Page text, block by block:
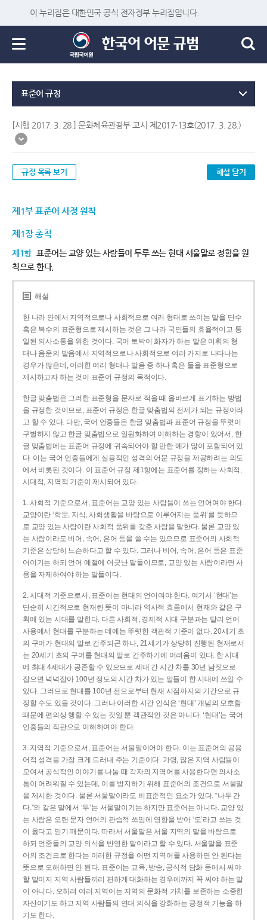
이 누리집은 대한민국 공식 전자정부 누리집입니다.
표준어 규정
[시행 2017. 3. 28.] 문화체육관광부 고시 제2017-13호(2017. 3. 28.)
규정 목록 보기 해설 닫기
제1부 표준어 사정 원칙
제1장 총칙
제1항 표준어는 교양 있는 사람들이 두루 쓰는 현대 서울말로 정함을 원
칙으로 한다.
해설
한 나라 안에서 지역적으로나 사회적으로 여러 형태로 쓰이는 말을 단수
혹은 복수의 표준형으로 제시하는 것은 그 나라 국민들의 효율적이고 통
일된 의사소통을 위한 것이다. 국어 토박이 화자가 하는 말은 어휘의 형
태나 음운의 발음에서 지역적으로나 사회적으로 여러 가지로 나타나는
경우가 많은데, 이러한 여러 형태나 발음 중 하나 혹은 둘을 표준형으로
제시하고자 하는 것이 표준어 규정의 목적이다.
한글 맞춤법은 그러한 표준형을 문자로 적을 때 올바르게 표기하는 방법
을 규정한 것이므로, 표준어 규정은 한글 맞춤법의 전제가 되는 규정이라
고 할 수 있다. 다만, 국어 언중들은 한글 맞춤법과 표준어 규정을 뚜렷이
구별하지 않고 한글 맞춤법으로 일원화하여 이해하는 경향이 있어서, 한
글 맞춤법에는 표준어 규정에 귀속되어야 할 만한 예가 많이 포함되어 있
다. 이는 국어 언중들에게 실용적인 성격의 어문 규정을 제공하려는 의도
에서 비롯된 것이다. 이 표준어 규정 제1항에는 표준어를 정하는 사회적,
시대적, 지역적 기준이 제시되어 있다.
1. 사회적 기준으로서, 표준어는 교양 있는 사람들이 쓰는 언어여야 한다.
교양이란 ‘학문, 지식, 사회생활을 바탕으로 이루어지는 품위’를 뜻하므
로 교양 있는 사람이란 사회적 품위를 갖춘 사람을 말한다. 물론 교양 있
는 사람이라도 비어, 속어, 은어 등을 쓸 수는 있으므로 표준어의 사회적
기준은 상당히 느슨하다고 할 수 있다. 그러나 비어, 속어, 은어 등은 표준
어이기는 하되 언어 예절에 어긋난 말들이므로, 교양 있는 사람이라면 사
용을 자제하여야 하는 말들이다.
2. 시대적 기준으로서, 표준어는 현대의 언어여야 한다. 여기서 ‘현대’는
단순히 시간적으로 현재란 뜻이 아니라 역사적 흐름에서 현재와 같은 구
획에 있는 시대를 말한다. 다른 사회적, 경제적 시대 구분과는 달리 언어
사용에서 현대를 구분하는 데에는 뚜렷한 객관적 기준이 없다. 20세기 초
의 구어가 현대의 말로 간주되곤 하나, 21세기가 상당히 진행된 현재로서
는 20세기 초의 구어를 현대의 말로 간주하기에 어려움이 있다. 한 시대
에 최대 4세대가 공존할 수 있으므로 세대 간 시간 차를 30년 남짓으로
잡으면 넉넉잡아 100년 정도의 시간 차가 있는 말들이 한 시대에 쓰일 수
있다. 그러므로 현대를 100년 전으로부터 현재 시점까지의 기간으로 규
정할 수도 있을 것이다. 그러나 이러한 시간 인식은 ‘현대’ 개념의 모호함
때문에 편의상 행할 수 있는 것일 뿐 객관적인 것은 아니다. ‘현대’는 국어
언중들의 직관으로 이해하여야 한다.
3. 지역적 기준으로서, 표준어는 서울말이어야 한다. 이는 표준어의 공용
어적 성격을 가장 크게 드러내 주는 기준이다. 가령, 많은 지역 사람들이
모여서 공식적인 이야기를 나눌 때 각자의 지역어를 사용한다면 의사소
통이 어려워질 수 있는데, 이를 방지하기 위해 표준어의 조건으로 서울말
을 제시한 것이다. 물론 서울말이라도 비표준적인 요소가 있다. “나두 간
다.”와 같은 말에서 ‘두’는 서울말이기는 하지만 표준어는 아니다. 교양 있
는 사람은 오랜 문자 언어의 관습적 쓰임에 영향을 받아 ‘도’라고 쓰는 것
이 옳다고 믿기 때문이다. 따라서 서울말은 서울 지역의 말을 바탕으로
하되 언중들의 교양 의식을 반영한 말이라고 할 수 있다. 서울말을 표준
어의 조건으로 한다는 이러한 규정을 어떤 지역어를 사용하면 안 된다는
뜻으로 오해하면 안 된다. 표준어는 교육, 방송, 공식적 담화 등에서 써야
할 말이지 지역 사람들끼리 편하게 대화하는 경우에까지 꼭 써야 하는 말
이 아니다. 오히려 여러 지역어는 지역의 문화적 가치를 보존하는 소중한
자산이기도 하고 지역 사람들의 연대 의식을 강화하는 긍정적 기능을 하
기도 한다.